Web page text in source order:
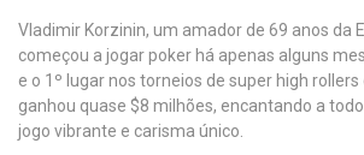
Vladimir Korzinin, um amador de 69 anos da
começou a jogar poker há apenas alguns
e o 1º lugar nos torneios de super high
ganhou quase $8 milhões, encantando a
jogo vibrante e carisma único.